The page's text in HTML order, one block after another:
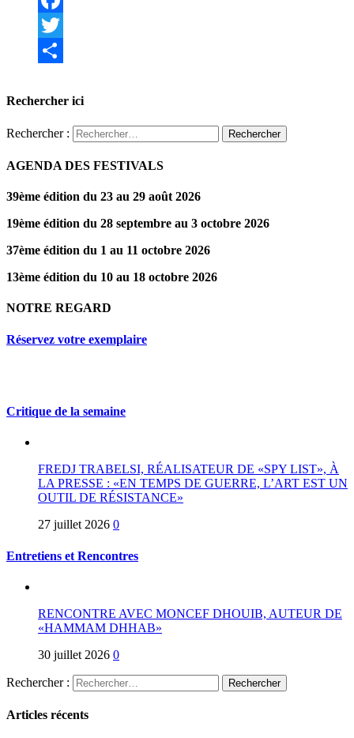
Facebook
Twitter
Rechercher ici
Rechercher :
AGENDA DES FESTIVALS
39ème édition du 23 au 29 août 2026
19ème édition du 28 septembre au 3 octobre 2026
37ème édition du 1 au 11 octobre 2026
13ème édition du 10 au 18 octobre 2026
NOTRE REGARD
Réservez votre exemplaire
Critique de la semaine
FREDJ TRABELSI, RÉALISATEUR DE «SPY LIST», À
LA PRESSE : «EN TEMPS DE GUERRE, L’ART EST UN
OUTIL DE RÉSISTANCE»
27 juillet 2026 0
Entretiens et Rencontres
RENCONTRE AVEC MONCEF DHOUIB, AUTEUR DE
«HAMMAM DHHAB»
30 juillet 2026 0
Rechercher :
Articles récents